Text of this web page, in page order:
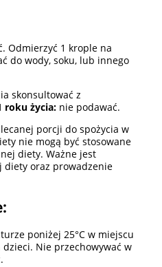
Odmierzyć 1 krople na
do wody, soku, lub innego
skonsultować z
roku życia: nie podawać.
porcji do spożycia w
nie mogą być stosowane
diety. Ważne jest
diety oraz prowadzenie
poniżej 25°C w miejscu
Nie przechowywać w